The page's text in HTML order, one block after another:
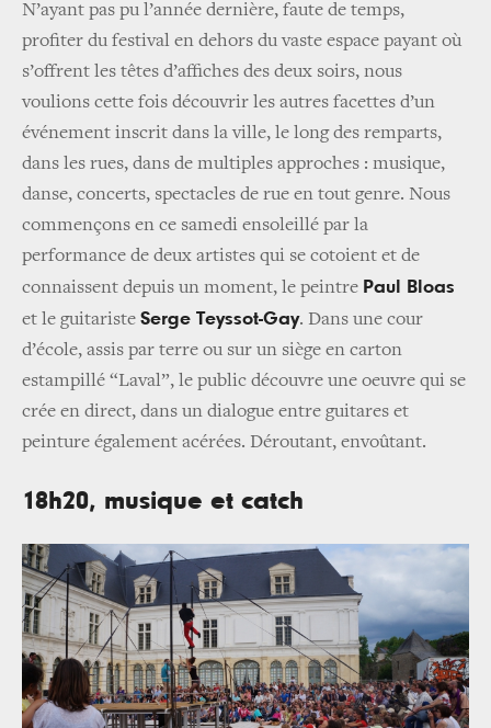
N’ayant pas pu l’année dernière, faute de temps,
profiter du festival en dehors du vaste espace payant où
s’offrent les têtes d’affiches des deux soirs, nous
voulions cette fois découvrir les autres facettes d’un
événement inscrit dans la ville, le long des remparts,
dans les rues, dans de multiples approches : musique,
danse, concerts, spectacles de rue en tout genre. Nous
commençons en ce samedi ensoleillé par la
performance de deux artistes qui se cotoient et de
connaissent depuis un moment, le peintre Paul Bloas
et le guitariste Serge Teyssot-Gay. Dans une cour
d’école, assis par terre ou sur un siège en carton
estampillé “Laval”, le public découvre une oeuvre qui se
crée en direct, dans un dialogue entre guitares et
peinture également acérées. Déroutant, envoûtant.
18h20, musique et catch